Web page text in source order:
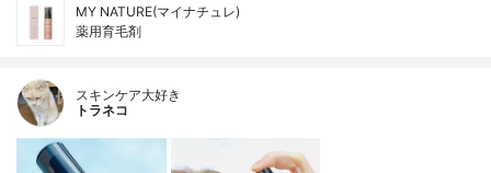
MY NATURE(マイナチュレ)
薬用育毛剤
スキンケア大好き
トラネコ